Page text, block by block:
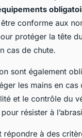
conforme aux
protéger la tête
cas de chute.
sont également
les mains en
et le contrôle du
résister à
répondre à des